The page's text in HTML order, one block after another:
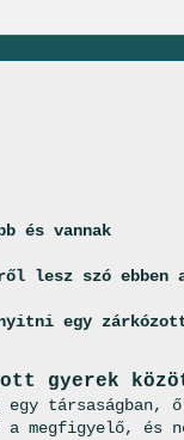
és vannak
lesz szó ebben
egy
gyerek
egy
megfigyelő, és